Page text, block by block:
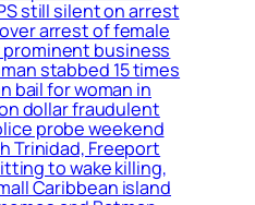
still silent on arrest
arrest of female
business
stabbed 15 times
bail for woman in
dollar fraudulent
probe weekend
Trinidad, Freeport
to wake killing,
Caribbean island